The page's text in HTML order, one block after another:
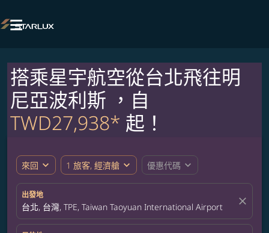

搭乘星宇航空從台北飛往明
尼亞波利斯 ，自
TWD27,938* 起！
來回 expand_more 1 旅客, 經濟艙 expand_more 優惠代碼 expand_more
出發地
台北, 台灣, TPE, Taiwan Taoyuan International Airport close